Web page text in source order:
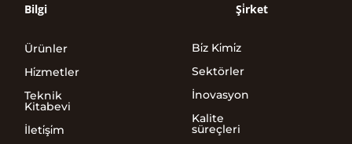
Bilgi
Ürünler
Hi̇zmetler
Teknik
Kitabevi
İleti̇şi̇m
Şi̇rket
Bi̇z Ki̇mi̇z
Sektörler
İnovasyon
Kalite
süreçleri